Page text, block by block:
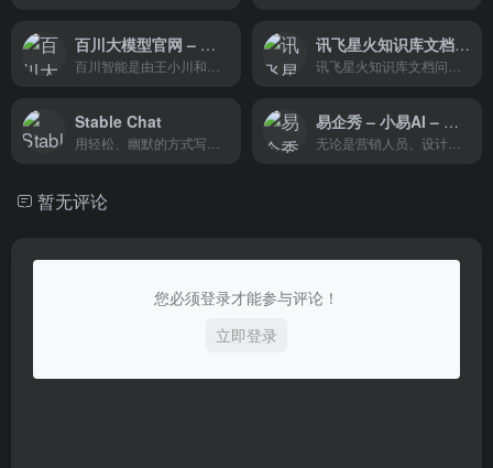
百川大模型官网 – 获取世界知识和专业服务 讯飞星火知识库文档问答
Stable Chat 易企秀 – 小易AI – 在线AI创作
暂无评论
您必须登录才能参与评论！
立即登录